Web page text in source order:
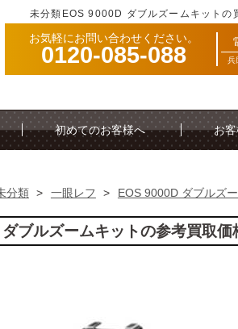
未分類EOS 9000D ダブルズームキットの
お気軽にお問い合わせください。
0120-085-088 兵
初めてのお客様へ お
分類 > 一眼レフ > EOS 9000D ダブルズ
ブルズームキットの参考買取価